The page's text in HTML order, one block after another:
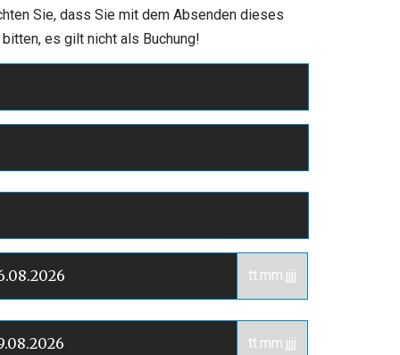
Sie, dass Sie mit dem Absenden dieses
es gilt nicht als Buchung!
tt.mm.jjjj
tt.mm.jjjj